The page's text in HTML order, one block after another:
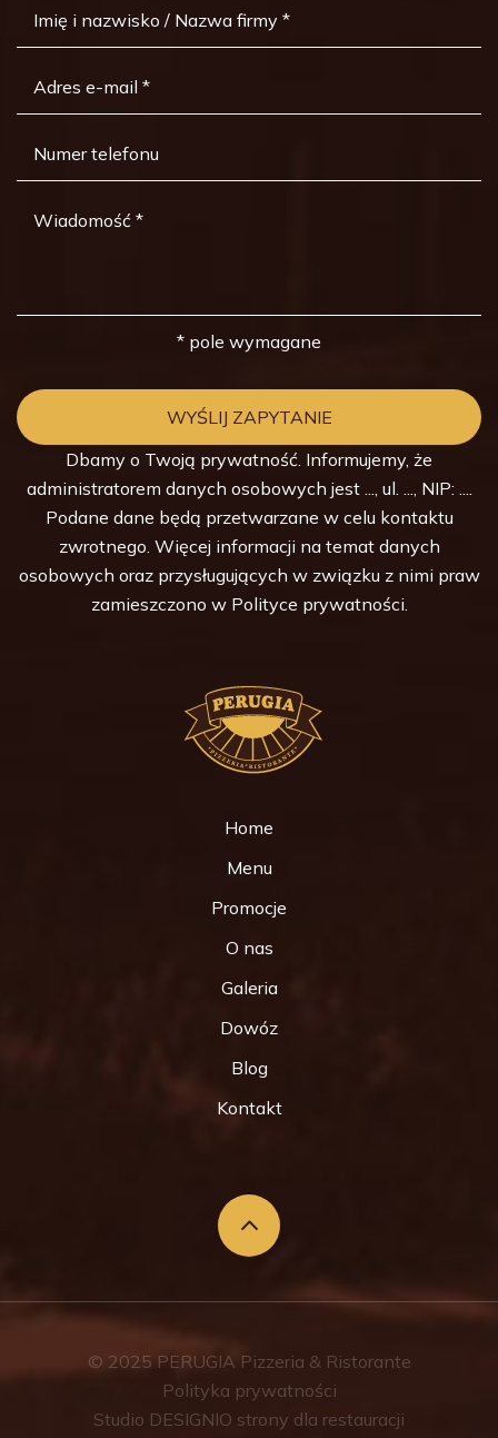
* pole wymagane
Dbamy o Twoją prywatność. Informujemy, że
administratorem danych osobowych jest ..., ul. ..., NIP: ....
Podane dane będą przetwarzane w celu kontaktu
zwrotnego. Więcej informacji na temat danych
osobowych oraz przysługujących w związku z nimi praw
zamieszczono w Polityce prywatności.
Home
Menu
Promocje
O nas
Galeria
Dowóz
Blog
Kontakt
© 2025 PERUGIA Pizzeria & Ristorante
Polityka prywatności
Studio DESIGNIO strony dla restauracji